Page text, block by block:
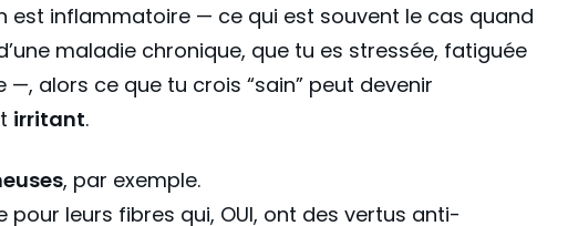
est inflammatoire — ce qui est souvent le cas quand
maladie chronique, que tu es stressée, fatiguée
—, alors ce que tu crois “sain” peut devenir
irritant.
, par exemple.
pour leurs fibres qui, OUI, ont des vertus anti-